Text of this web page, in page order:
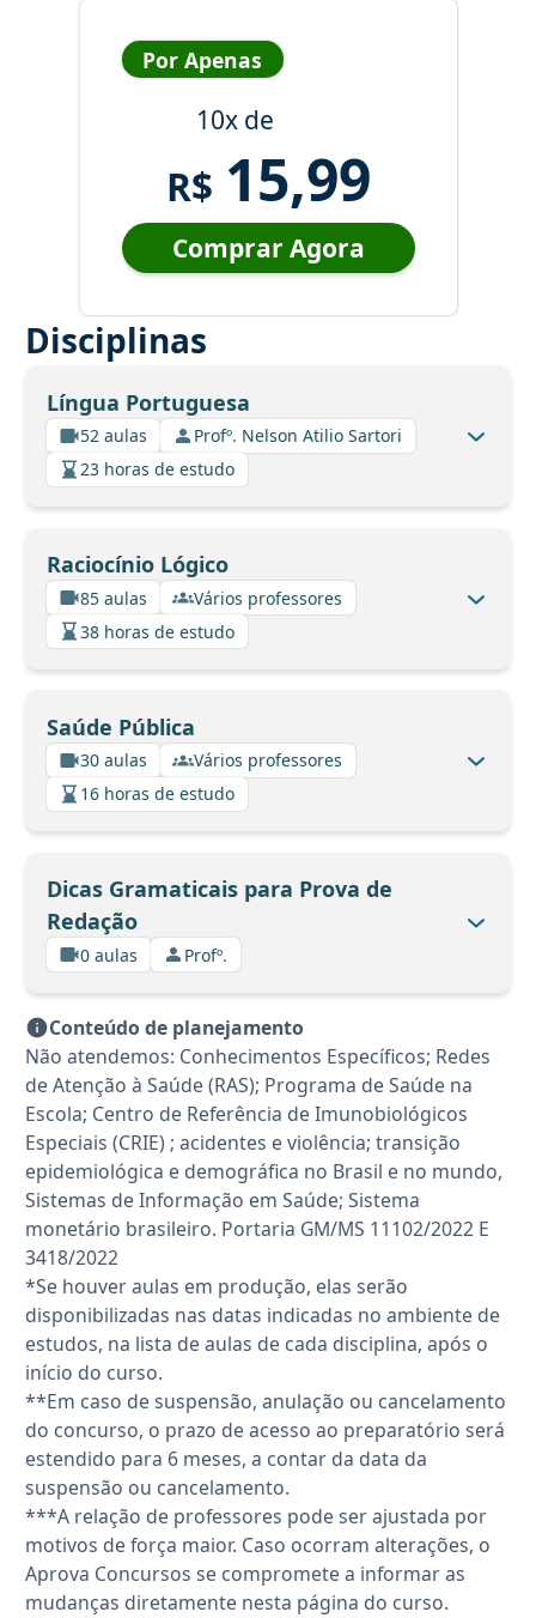
Por Apenas
10x de
R$ 15,99
Comprar Agora
Disciplinas
Língua Portuguesa
52 aulas
Profº. Nelson Atilio Sartori
23 horas de estudo
Raciocínio Lógico
85 aulas
Vários professores
38 horas de estudo
Saúde Pública
30 aulas
Vários professores
16 horas de estudo
Dicas Gramaticais para Prova de
Redação
0 aulas Profº.
Conteúdo de planejamento
Não atendemos: Conhecimentos Específicos; Redes
de Atenção à Saúde (RAS); Programa de Saúde na
Escola; Centro de Referência de Imunobiológicos
Especiais (CRIE) ; acidentes e violência; transição
epidemiológica e demográfica no Brasil e no mundo,
Sistemas de Informação em Saúde; Sistema
monetário brasileiro. Portaria GM/MS 11102/2022 E
3418/2022
*Se houver aulas em produção, elas serão
disponibilizadas nas datas indicadas no ambiente de
estudos, na lista de aulas de cada disciplina, após o
início do curso.
**Em caso de suspensão, anulação ou cancelamento
do concurso, o prazo de acesso ao preparatório será
estendido para 6 meses, a contar da data da
suspensão ou cancelamento.
***A relação de professores pode ser ajustada por
motivos de força maior. Caso ocorram alterações, o
Aprova Concursos se compromete a informar as
mudanças diretamente nesta página do curso.